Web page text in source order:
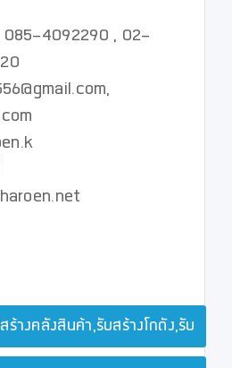
085-4092290 , 02-
ร้างคลังสินค้า,รับสร้างโกดัง,รับ